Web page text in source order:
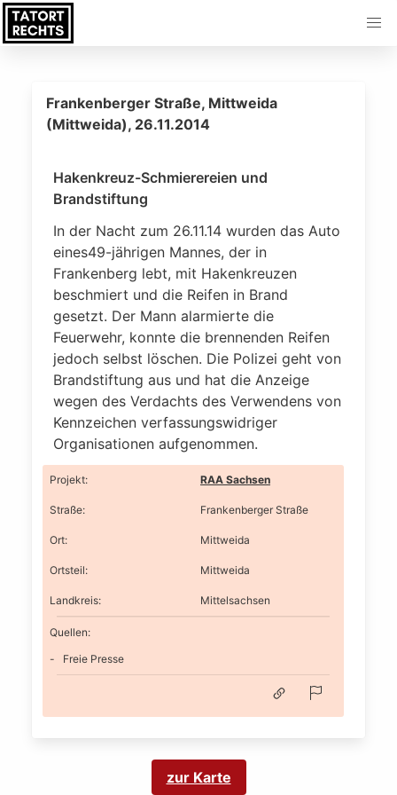
Frankenberger Straße, Mittweida
(Mittweida), 26.11.2014
Hakenkreuz-Schmierereien und
Brandstiftung
In der Nacht zum 26.11.14 wurden das Auto
eines49-jährigen Mannes, der in
Frankenberg lebt, mit Hakenkreuzen
beschmiert und die Reifen in Brand
gesetzt. Der Mann alarmierte die
Feuerwehr, konnte die brennenden Reifen
jedoch selbst löschen. Die Polizei geht von
Brandstiftung aus und hat die Anzeige
wegen des Verdachts des Verwendens von
Kennzeichen verfassungswidriger
Organisationen aufgenommen.
Projekt: RAA Sachsen
Straße: Frankenberger Straße
Ort: Mittweida
Ortsteil: Mittweida
Landkreis: Mittelsachsen
Quellen:
Freie Presse
zur Karte